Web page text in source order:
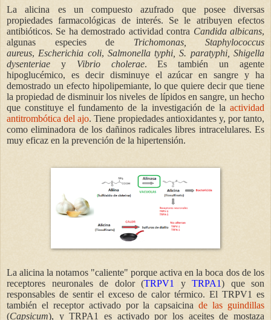
La alicina es un compuesto azufrado que posee diversas
propiedades farmacológicas de interés. Se le atribuyen efectos
antibióticos. Se ha demostrado actividad contra Candida albicans,
algunas especies de Trichomonas, Staphylococcus
aureus, Escherichia coli, Salmonella typhi, S. paratyphi, Shigella
dysenteriae y Vibrio cholerae. Es también un agente
hipoglucémico, es decir disminuye el azúcar en sangre y ha
demostrado un efecto hipolipemiante, lo que quiere decir que tiene
la propiedad de disminuir los niveles de lípidos en sangre, un hecho
que constituye el fundamento de la investigación de la actividad
antitrombótica del ajo. Tiene propiedades antioxidantes y, por tanto,
como eliminadora de los dañinos radicales libres intracelulares. Es
muy eficaz en la prevención de la hipertensión.
La alicina la notamos "caliente" porque activa en la boca dos de los
receptores neuronales de dolor (TRPV1 y TRPA1) que son
responsables de sentir el exceso de calor térmico. El TRPV1 es
también el receptor activado por la capsaicinade las guindillas
(Capsicum), y TRPA1 es activado por los aceites de mostaza